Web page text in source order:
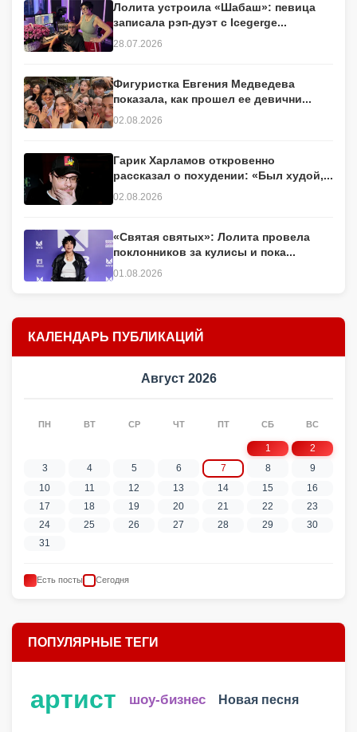
Лолита устроила «Шабаш»: певица
записала рэп-дуэт с Icegerge...
28.07.2026
Фигуристка Евгения Медведева
показала, как прошел ее девични...
02.08.2026
Гарик Харламов откровенно
рассказал о похудении: «Был худой,...
02.08.2026
«Святая святых»: Лолита провела
поклонников за кулисы и пока...
01.08.2026
КАЛЕНДАРЬ ПУБЛИКАЦИЙ
Август 2026
ПН ВТ СР ЧТ ПТ СБ ВС
1
2
3
4 5 6 7 8
9
10
11 12 13 14 15
16
17
18 19 20 21 22
23
24
25 26 27 28 29
30
31
Есть посты Сегодня
ПОПУЛЯРНЫЕ ТЕГИ
артист шоу-бизнес Новая песня